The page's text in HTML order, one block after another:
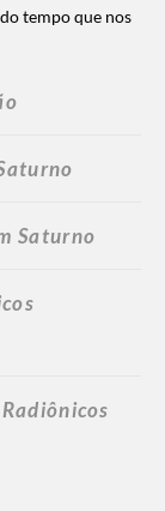
tempo que nos
Saturno